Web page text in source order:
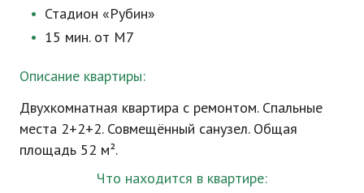
Стадион «Рубин»
15 мин. от М7
Описание квартиры:
Двухкомнатная квартира с ремонтом. Спальные
места 2+2+2. Совмещённый санузел. Общая
площадь 52 м².
Что находится в квартире: